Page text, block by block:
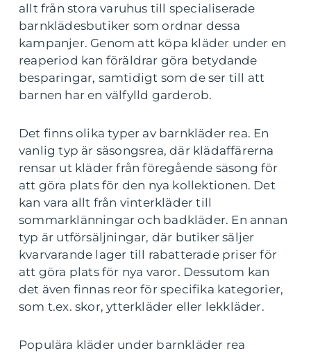
allt från stora varuhus till specialiserade
barnklädesbutiker som ordnar dessa
kampanjer. Genom att köpa kläder under en
reaperiod kan föräldrar göra betydande
besparingar, samtidigt som de ser till att
barnen har en välfylld garderob.
Det finns olika typer av barnkläder rea. En
vanlig typ är säsongsrea, där klädaffärerna
rensar ut kläder från föregående säsong för
att göra plats för den nya kollektionen. Det
kan vara allt från vinterkläder till
sommarklänningar och badkläder. En annan
typ är utförsäljningar, där butiker säljer
kvarvarande lager till rabatterade priser för
att göra plats för nya varor. Dessutom kan
det även finnas reor för specifika kategorier,
som t.ex. skor, ytterkläder eller lekkläder.
Populära kläder under barnkläder rea